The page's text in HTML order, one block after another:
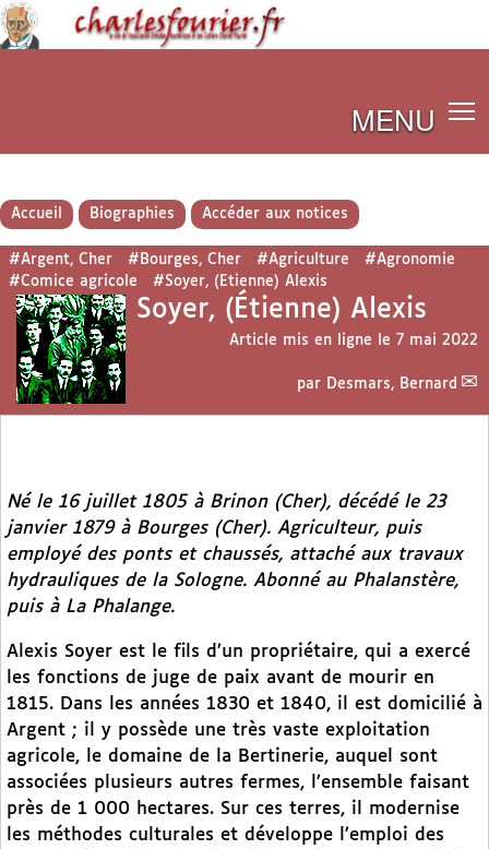
MENU
Accueil Biographies Accéder aux notices
#Argent, Cher #Bourges, Cher #Agriculture
#Agronomie
#Comice agricole
#Soyer, (Etienne) Alexis
Soyer, (Étienne) Alexis
Article mis en ligne le 7 mai 2022
par Desmars, Bernard
Né le 16 juillet 1805 à Brinon (Cher), décédé le 23
janvier 1879 à Bourges (Cher). Agriculteur, puis
employé des ponts et chaussés, attaché aux travaux
hydrauliques de la Sologne. Abonné au Phalanstère,
puis à La Phalange.
Alexis Soyer est le fils d’un propriétaire, qui a exercé
les fonctions de juge de paix avant de mourir en
1815. Dans les années 1830 et 1840, il est domicilié à
Argent ; il y possède une très vaste exploitation
agricole, le domaine de la Bertinerie, auquel sont
associées plusieurs autres fermes, l’ensemble faisant
près de 1 000 hectares. Sur ces terres, il modernise
les méthodes culturales et développe l’emploi des